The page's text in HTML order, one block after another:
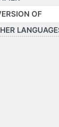
OF